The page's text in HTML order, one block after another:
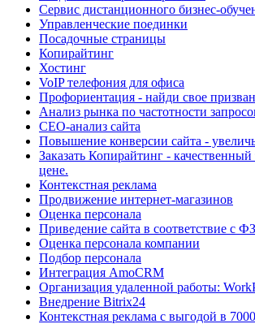
Сервис дистанционного бизнес-
Управленческие поединки
Посадочные страницы
Копирайтинг
Хостинг
VoIP телефония для офиса
Профориентация - найди свое
Анализ рынка по частотности
СЕО-анализ сайта
Повышение конверсии сайта -
Заказать Копирайтинг -
цене.
Контекстная реклама
Продвижение интернет-магазинов
Оценка персонала
Приведение сайта в соответствие с
Оценка персонала компании
Подбор персонала
Интеграция AmoCRM
Организация удаленной работы:
Внедрение Bitrix24
Контекстная реклама с выгодой в